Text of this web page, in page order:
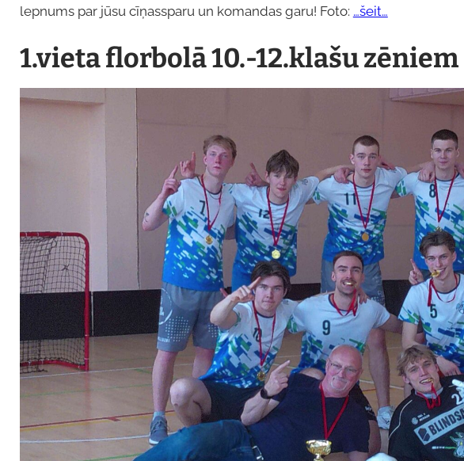
lepnums par jūsu cīņassparu un komandas garu! Foto: …šeit…
1.vieta florbolā 10.-12.klašu zēniem